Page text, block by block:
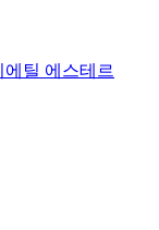
틸 에스테르